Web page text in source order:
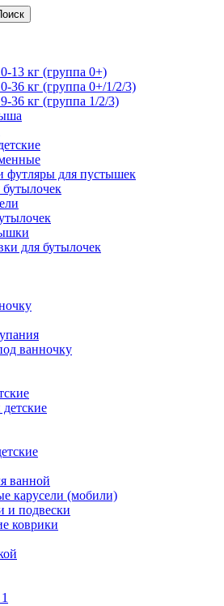
13 кг (группа 0+)
36 кг (группа 0+/1/2/3)
36 кг (группа 1/2/3)
футляры для пустышек
для бутылочек
ванночку
ванной
карусели (мобили)
и подвески
коврики